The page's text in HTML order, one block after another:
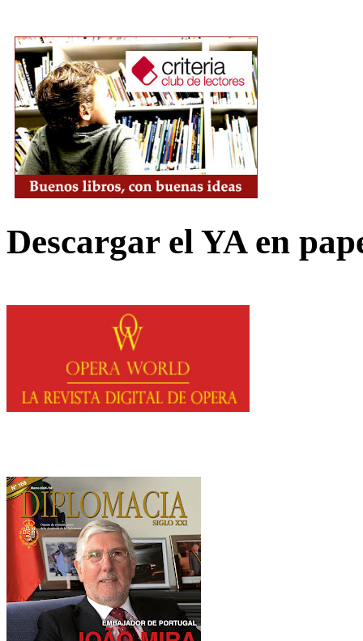
Descargar el YA en